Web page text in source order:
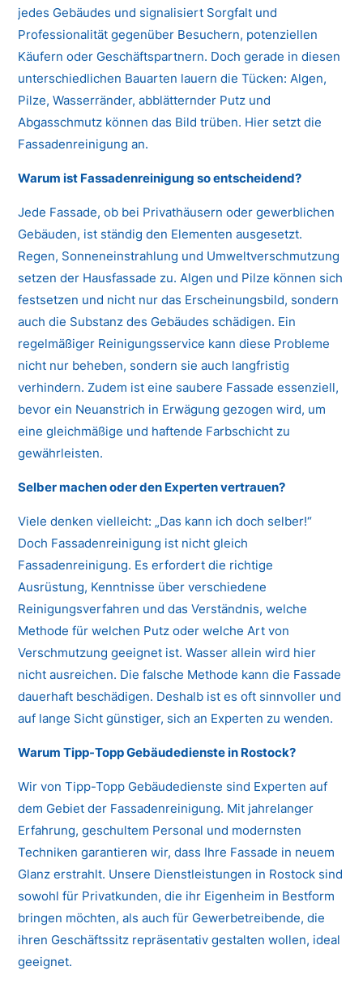
jedes Gebäudes und signalisiert Sorgfalt und
Professionalität gegenüber Besuchern, potenziellen
Käufern oder Geschäftspartnern. Doch gerade in diesen
unterschiedlichen Bauarten lauern die Tücken: Algen,
Pilze, Wasserränder, abblätternder Putz und
Abgasschmutz können das Bild trüben. Hier setzt die
Fassadenreinigung an.
Warum ist Fassadenreinigung so entscheidend?
Jede Fassade, ob bei Privathäusern oder gewerblichen
Gebäuden, ist ständig den Elementen ausgesetzt.
Regen, Sonneneinstrahlung und Umweltverschmutzung
setzen der Hausfassade zu. Algen und Pilze können sich
festsetzen und nicht nur das Erscheinungsbild, sondern
auch die Substanz des Gebäudes schädigen. Ein
regelmäßiger Reinigungsservice kann diese Probleme
nicht nur beheben, sondern sie auch langfristig
verhindern. Zudem ist eine saubere Fassade essenziell,
bevor ein Neuanstrich in Erwägung gezogen wird, um
eine gleichmäßige und haftende Farbschicht zu
gewährleisten.
Selber machen oder den Experten vertrauen?
Viele denken vielleicht: „Das kann ich doch selber!“
Doch Fassadenreinigung ist nicht gleich
Fassadenreinigung. Es erfordert die richtige
Ausrüstung, Kenntnisse über verschiedene
Reinigungsverfahren und das Verständnis, welche
Methode für welchen Putz oder welche Art von
Verschmutzung geeignet ist. Wasser allein wird hier
nicht ausreichen. Die falsche Methode kann die Fassade
dauerhaft beschädigen. Deshalb ist es oft sinnvoller und
auf lange Sicht günstiger, sich an Experten zu wenden.
Warum Tipp-Topp Gebäudedienste in Rostock?
Wir von Tipp-Topp Gebäudedienste sind Experten auf
dem Gebiet der Fassadenreinigung. Mit jahrelanger
Erfahrung, geschultem Personal und modernsten
Techniken garantieren wir, dass Ihre Fassade in neuem
Glanz erstrahlt. Unsere Dienstleistungen in Rostock sind
sowohl für Privatkunden, die ihr Eigenheim in Bestform
bringen möchten, als auch für Gewerbetreibende, die
ihren Geschäftssitz repräsentativ gestalten wollen, ideal
geeignet.